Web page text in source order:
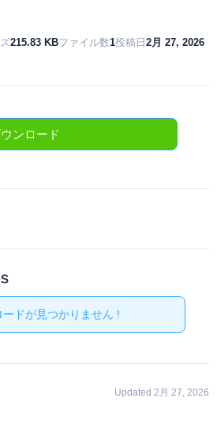
215.83 KBファイル数1投稿日 2月 27, 2026
ンロード
ードが見つかりません !
Updated 2月 27, 2026